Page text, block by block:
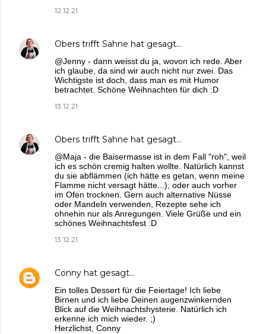
12.12.21
Obers trifft Sahne hat gesagt…
@Jenny - dann weisst du ja, wovon ich rede. Aber
ich glaube, da sind wir auch nicht nur zwei. Das
Wichtigste ist doch, dass man es mit Humor
betrachtet. Schöne Weihnachten für dich :D
13.12.21
Obers trifft Sahne hat gesagt…
@Maja - die Baisermasse ist in dem Fall "roh", weil
ich es schön cremig halten wollte. Natürlich kannst
du sie abflämmen (ich hätte es getan, wenn meine
Flamme nicht versagt hätte...), oder auch vorher
im Ofen trocknen. Gern auch alternative Nüsse
oder Mandeln verwenden, Rezepte sehe ich
ohnehin nur als Anregungen. Viele Grüße und ein
schönes Weihnachtsfest :D
13.12.21
Conny hat gesagt…
Ein tolles Dessert für die Feiertage! Ich liebe
Birnen und ich liebe Deinen augenzwinkernden
Blick auf die Weihnachtshysterie. Natürlich ich
erkenne ich mich wieder. ;)
Herzlichst, Conny